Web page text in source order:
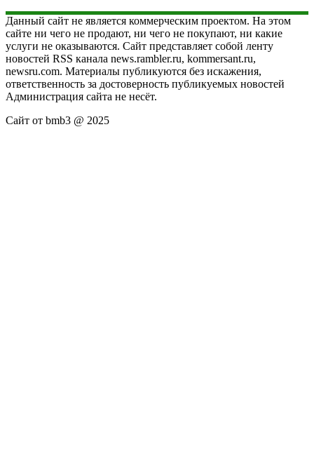
Данный сайт не является коммерческим проектом. На этом
сайте ни чего не продают, ни чего не покупают, ни какие
услуги не оказываются. Сайт представляет собой ленту
новостей RSS канала news.rambler.ru, kommersant.ru,
newsru.com. Материалы публикуются без искажения,
ответственность за достоверность публикуемых новостей
Администрация сайта не несёт.
Сайт от bmb3 @ 2025